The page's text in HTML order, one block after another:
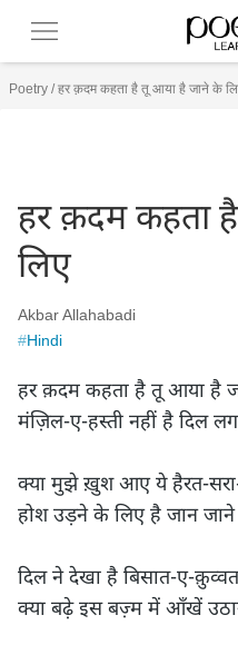
Poetry /हर क़दम कहता है तू आया है जाने के
हर क़दम कहता
लिए
Akbar Allahabadi
#Hindi
हर क़दम कहता है तू आया है
मंज़िल-ए-हस्ती नहीं है दिल
क्या मुझे ख़ुश आए ये हैरत-
होश उड़ने के लिए है जान
दिल ने देखा है बिसात-ए-
क्या बढ़े इस बज़्म में आँखें